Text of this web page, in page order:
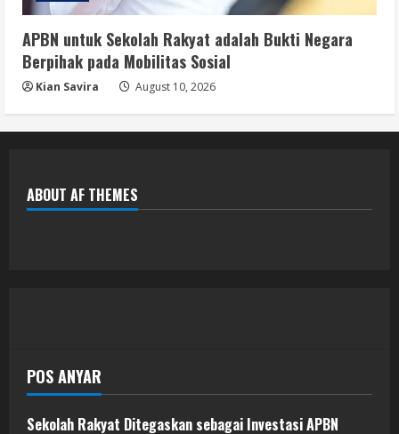
APBN untuk Sekolah Rakyat adalah Bukti Negara
Berpihak pada Mobilitas Sosial
Kian Savira August 10, 2026
ABOUT AF THEMES
POS ANYAR
Sekolah Rakyat Ditegaskan sebagai Investasi APBN